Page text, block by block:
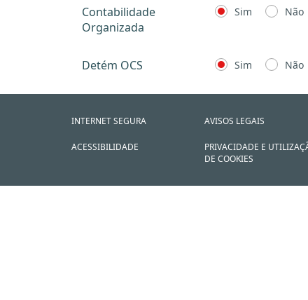
Contabilidade
Organizada
Sim Não
Detém OCS Sim Não
INTERNET SEGURA
ACESSIBILIDADE
AVISOS LEGAIS
PRIVACIDADE E
DE COOKIES